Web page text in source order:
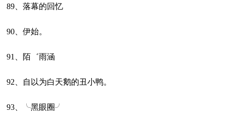
89、落幕的回忆
90、伊始。
91、陌゛雨涵
92、自以为白天鹅的丑小鸭。
93、╰黑眼圈╯